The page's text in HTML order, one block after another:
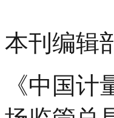
本刊编辑
《中国